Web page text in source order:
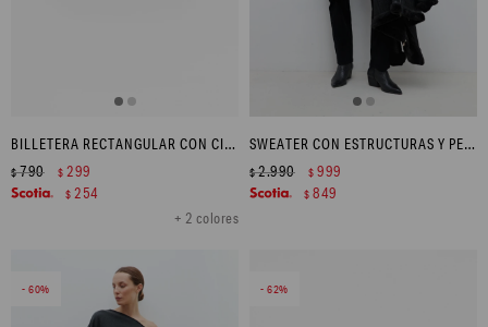
BILLETERA RECTANGULAR CON CIERRE - NEGRO
+ 2 colores
$790 $ 299
$ 254
SWEATER CON ESTRUCTURAS Y PERLAS - GRIS MELANGE
$2.990 $ 999
$ 849
60 62